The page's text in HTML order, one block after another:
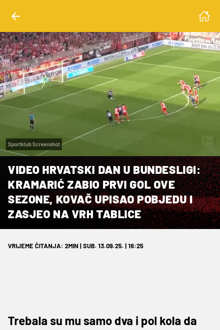
Sportklub Screenshot
VIDEO HRVATSKI DAN U BUNDESLIGI:
KRAMARIĆ ZABIO PRVI GOL OVE
SEZONE, KOVAČ UPISAO POBJEDU I
ZASJEO NA VRH TABLICE
VRIJEME ČITANJA: 2MIN | SUB. 13.09.25. | 16:25
Trebala su mu samo dva i pol kola da